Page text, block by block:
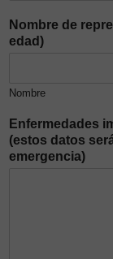
Nombre de
edad)
Nombre
Enfermedades
(estos datos
emergencia)